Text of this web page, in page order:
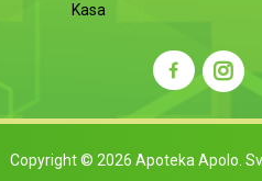
Kasa
Copyright © 2026 Apoteka Apolo.